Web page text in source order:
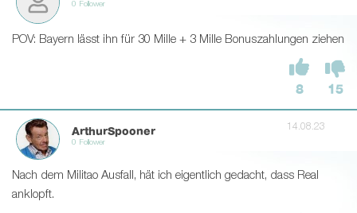
0 Follower
POV: Bayern lässt ihn für 30 Mille + 3 Mille Bonuszahlungen ziehen
8 15
ArthurSpooner
0 Follower
14.08.23
Nach dem Militao Ausfall, hät ich eigentlich gedacht, dass Real
anklopft.